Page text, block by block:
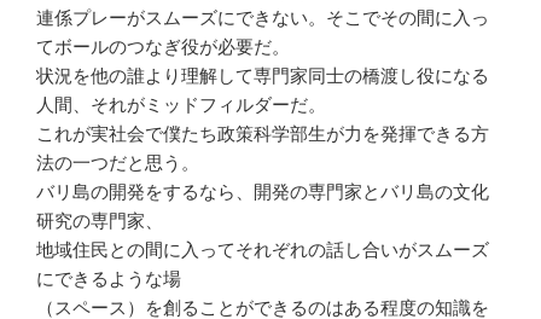
連係プレーがスムーズにできない。そこでその間に入っ
てボールのつなぎ役が必要だ。
状況を他の誰より理解して専門家同士の橋渡し役になる
人間、それがミッドフィルダーだ。
これが実社会で僕たち政策科学部生が力を発揮できる方
法の一つだと思う。
バリ島の開発をするなら、開発の専門家とバリ島の文化
研究の専門家、
地域住民との間に入ってそれぞれの話し合いがスムーズ
にできるような場
（スペース）を創ることができるのはある程度の知識を